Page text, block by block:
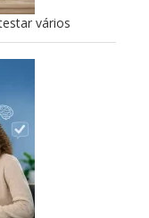
vários